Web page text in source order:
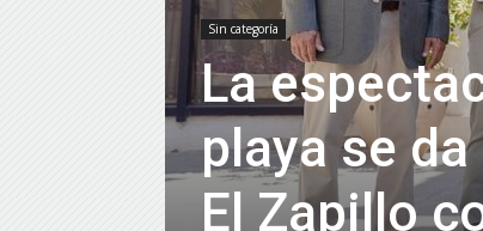
Sin categoría
La
playa se
El Zapillo